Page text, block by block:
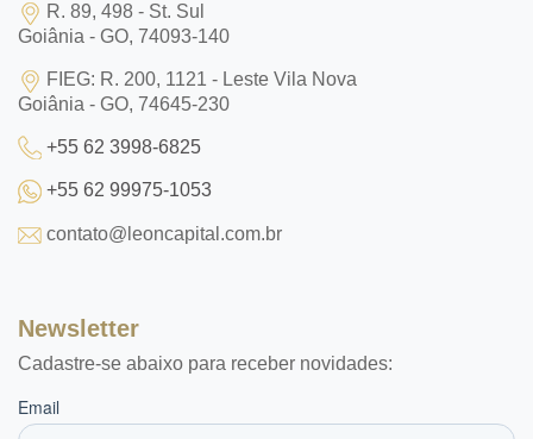
R. 89, 498 - St. Sul
Goiânia - GO, 74093-140
FIEG: R. 200, 1121 - Leste Vila Nova
Goiânia - GO, 74645-230
+55 62 3998-6825
+55 62 99975-1053
contato@leoncapital.com.br
Newsletter
Cadastre-se abaixo para receber novidades: